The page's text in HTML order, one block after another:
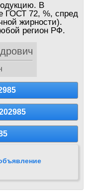
В
ГОСТ 72, %, спред
жирности).
регион РФ.